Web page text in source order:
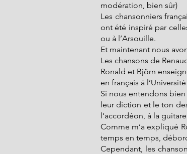
modération, bien sûr)
Les chansonniers
ont été inspiré par
ou à l’Arsouille.
Et maintenant nous
Les chansons de
Ronald et Björn
en français à
Si nous entendons
leur diction et le ton
l’accordéon, à la
Comme m’a expliqué
temps en temps,
Cependant, les